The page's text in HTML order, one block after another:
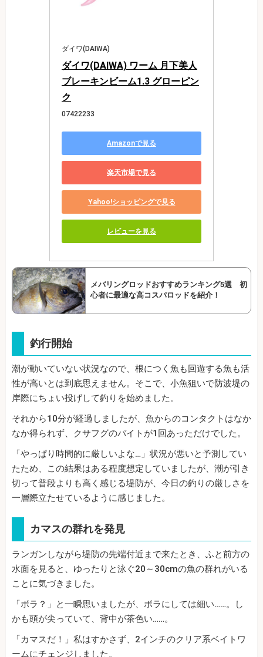
ダイワ(DAIWA)
ダイワ(DAIWA) ワーム 月下美人
ブレーキンビーム1.3 グローピン
ク
07422233
Amazonで見る
楽天市場で見る
Yahoo!ショッピングで見る
レビューを見る
メバリングロッドおすすめランキング5選 初
心者に最適な高コスパロッドを紹介！
釣行開始
潮が動いていない状況なので、根につく魚も回遊する魚も活
性が高いとは到底思えません。そこで、小魚狙いで防波堤の
岸際にちょい投げして釣りを始めました。
それから10分が経過しましたが、魚からのコンタクトはなか
なか得られず、クサフグのバイトが1回あっただけでした。
「やっぱり時間的に厳しいよな…」状況が悪いと予測してい
たため、この結果はある程度想定していましたが、潮が引き
切って普段よりも高く感じる堤防が、今日の釣りの厳しさを
一層際立たせているように感じました。
カマスの群れを発見
ランガンしながら堤防の先端付近まで来たとき、ふと前方の
水面を見ると、ゆったりと泳ぐ20～30cmの魚の群れがいる
ことに気づきました。
「ボラ？」と一瞬思いましたが、ボラにしては細い……。し
かも頭が尖っていて、背中が茶色い……。
「カマスだ！」私はすかさず、2インチのクリア系ベイトワ
ームにチェンジしました。